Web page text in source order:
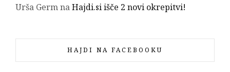
Urša GermnaHajdi.si išče 2 novi okrepitvi!
HAJDI NA FACEBOOKU